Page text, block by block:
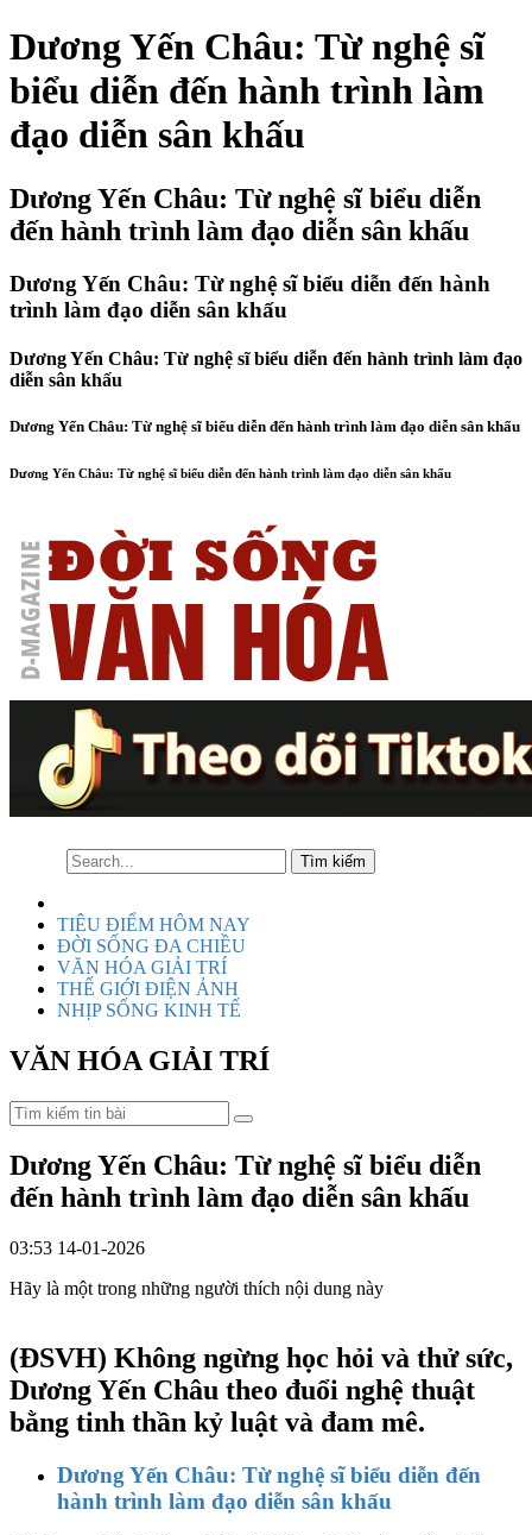
Dương Yến Châu: Từ nghệ sĩ
biểu diễn đến hành trình làm
đạo diễn sân khấu
Dương Yến Châu: Từ nghệ sĩ biểu diễn
đến hành trình làm đạo diễn sân khấu
Dương Yến Châu: Từ nghệ sĩ biểu diễn đến hành
trình làm đạo diễn sân khấu
Dương Yến Châu: Từ nghệ sĩ biểu diễn đến hành trình làm đạo
diễn sân khấu
Dương Yến Châu: Từ nghệ sĩ biểu diễn đến hành trình làm đạo diễn sân khấu
Dương Yến Châu: Từ nghệ sĩ biểu diễn đến hành trình làm đạo diễn sân khấu
TIÊU ĐIỂM HÔM NAY
ĐỜI SỐNG ĐA CHIỀU
VĂN HÓA GIẢI TRÍ
THẾ GIỚI ĐIỆN ẢNH
NHỊP SỐNG KINH TẾ
VĂN HÓA GIẢI TRÍ
Dương Yến Châu: Từ nghệ sĩ biểu diễn
đến hành trình làm đạo diễn sân khấu
03:53 14-01-2026
Hãy là một trong những người thích nội dung này
(ĐSVH) Không ngừng học hỏi và thử sức,
Dương Yến Châu theo đuổi nghệ thuật
bằng tinh thần kỷ luật và đam mê.
Dương Yến Châu: Từ nghệ sĩ biểu diễn đến
hành trình làm đạo diễn sân khấu